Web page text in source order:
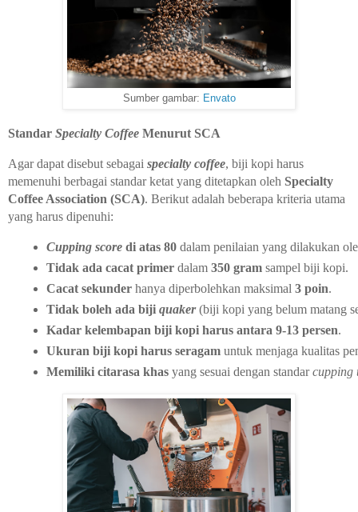
Sumber gambar: Envato
Standar Specialty Coffee Menurut SCA
Agar dapat disebut sebagai specialty coffee, biji kopi harus
memenuhi berbagai standar ketat yang ditetapkan oleh Specialty
Coffee Association (SCA). Berikut adalah beberapa kriteria utama
yang harus dipenuhi:
Cupping score di atas 80 dalam penilaian yang dilakukan
Tidak ada cacat primer dalam 350 gram sampel biji kopi.
Cacat sekunder hanya diperbolehkan maksimal 3 poin.
Tidak boleh ada biji quaker (biji kopi yang belum matang
Kadar kelembapan biji kopi harus antara 9-13 persen.
Ukuran biji kopi harus seragam untuk menjaga kualitas
Memiliki citarasa khas yang sesuai dengan standar cupping